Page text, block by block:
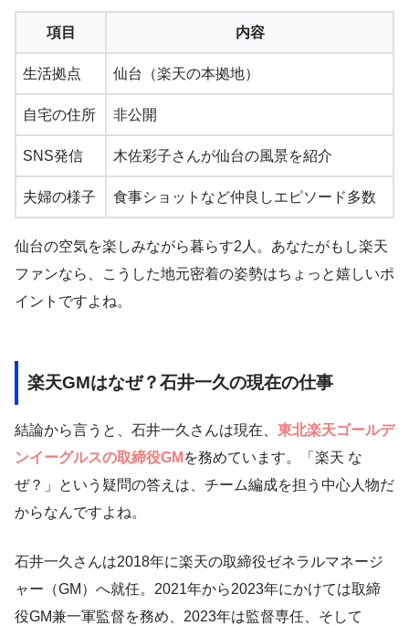
項目 内容
生活拠点 仙台（楽天の本拠地）
自宅の住所 非公開
SNS発信 木佐彩子さんが仙台の風景を紹介
夫婦の様子 食事ショットなど仲良しエピソード多数
仙台の空気を楽しみながら暮らす2人。あなたがもし楽天
ファンなら、こうした地元密着の姿勢はちょっと嬉しいポ
イントですよね。
楽天GMはなぜ？石井一久の現在の仕事
結論から言うと、石井一久さんは現在、 東北楽天ゴールデ
ンイーグルスの取締役GM を務めています。「楽天 な
ぜ？」という疑問の答えは、チーム編成を担う中心人物だ
からなんですよね。
石井一久さんは2018年に楽天の取締役ゼネラルマネージ
ャー（GM）へ就任。2021年から2023年にかけては取締
役GM兼一軍監督を務め、2023年は監督専任、そして